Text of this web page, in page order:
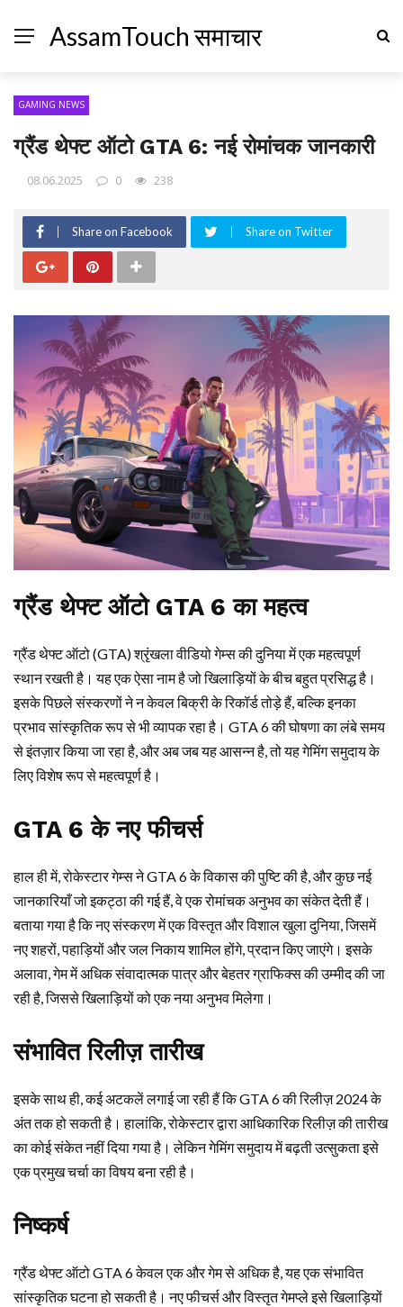
AssamTouch समाचार
GAMING NEWS
ग्रैंड थेफ्ट ऑटो GTA 6: नई रोमांचक जानकारी
08.06.2025 0 238
Share on Facebook Share on Twitter
ग्रैंड थेफ्ट ऑटो GTA 6 का महत्व
ग्रैंड थेफ्ट ऑटो (GTA) श्रृंखला वीडियो गेम्स की दुनिया में एक महत्वपूर्ण
स्थान रखती है। यह एक ऐसा नाम है जो खिलाड़ियों के बीच बहुत प्रसिद्ध है।
इसके पिछले संस्करणों ने न केवल बिक्री के रिकॉर्ड तोड़े हैं, बल्कि इनका
प्रभाव सांस्कृतिक रूप से भी व्यापक रहा है। GTA 6 की घोषणा का लंबे समय
से इंतज़ार किया जा रहा है, और अब जब यह आसन्न है, तो यह गेमिंग समुदाय के
लिए विशेष रूप से महत्वपूर्ण है।
GTA 6 के नए फीचर्स
हाल ही में, रोकेस्टार गेम्स ने GTA 6 के विकास की पुष्टि की है, और कुछ नई
जानकारियाँ जो इकट्ठा की गई हैं, वे एक रोमांचक अनुभव का संकेत देती हैं।
बताया गया है कि नए संस्करण में एक विस्तृत और विशाल खुला दुनिया, जिसमें
नए शहरों, पहाड़ियों और जल निकाय शामिल होंगे, प्रदान किए जाएंगे। इसके
अलावा, गेम में अधिक संवादात्मक पात्र और बेहतर ग्राफिक्स की उम्मीद की जा
रही है, जिससे खिलाड़ियों को एक नया अनुभव मिलेगा।
संभावित रिलीज़ तारीख
इसके साथ ही, कई अटकलें लगाई जा रही हैं कि GTA 6 की रिलीज़ 2024 के
अंत तक हो सकती है। हालांकि, रोकेस्टार द्वारा आधिकारिक रिलीज़ की तारीख
का कोई संकेत नहीं दिया गया है। लेकिन गेमिंग समुदाय में बढ़ती उत्सुकता इसे
एक प्रमुख चर्चा का विषय बना रही है।
निष्कर्ष
ग्रैंड थेफ्ट ऑटो GTA 6 केवल एक और गेम से अधिक है, यह एक संभावित
सांस्कृतिक घटना हो सकती है। नए फीचर्स और विस्तृत गेमप्ले इसे खिलाड़ियों